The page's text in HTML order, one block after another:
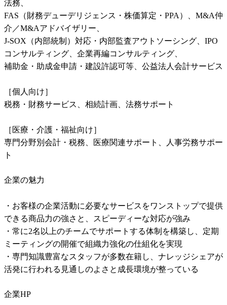
法務、
FAS（財務デューデリジェンス・株価算定・PPA）、M&A仲
介／M&Aアドバイザリー、
J-SOX（内部統制）対応・内部監査アウトソーシング、IPO
コンサルティング、企業再編コンサルティング、
補助金・助成金申請・建設許認可等、公益法人会計サービス
［個人向け］
税務・財務サービス、相続計画、法務サポート
［医療・介護・福祉向け］
専門分野別会計・税務、医療関連サポート、人事労務サポー
ト
企業の魅力
・お客様の企業活動に必要なサービスをワンストップで提供
できる商品力の強さと、スピーディーな対応が強み
・常に2名以上のチームでサポートする体制を構築し、定期
ミーティングの開催で組織力強化の仕組化を実現
・専門知識豊富なスタッフが多数在籍し、ナレッジシェアが
活発に行われる見通しのよさと成長環境が整っている
企業HP